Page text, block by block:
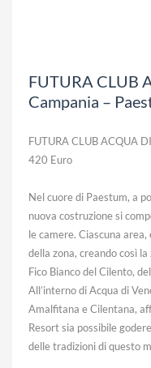
FUTURA CLUB
Campania –
FUTURA CLUB ACQUA
420 Euro
Nel cuore di Paestum, a
nuova costruzione si
le camere. Ciascuna
della zona, creando così
Fico Bianco del Cilento,
All’interno di Acqua di
Amalfitana e Cilentana,
Resort sia possibile
delle tradizioni di questo